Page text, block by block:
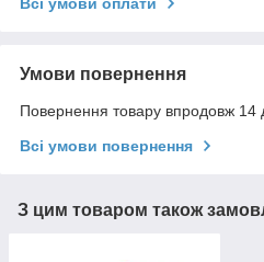
Умови повернення
Повернення товару впродовж 14
Всі умови повернення
З цим товаром також